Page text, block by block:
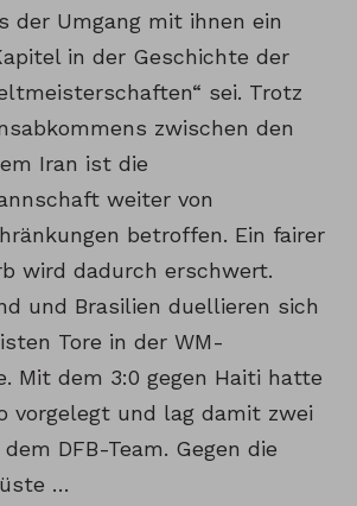
der Umgang mit ihnen ein
in der Geschichte der
sei. Trotz
zwischen den
Iran ist die
weiter von
betroffen. Ein fairer
wird dadurch erschwert.
und Brasilien duellieren sich
Tore in der WM-
Mit dem 3:0 gegen Haiti hatte
vorgelegt und lag damit zwei
DFB-Team. Gegen die
…